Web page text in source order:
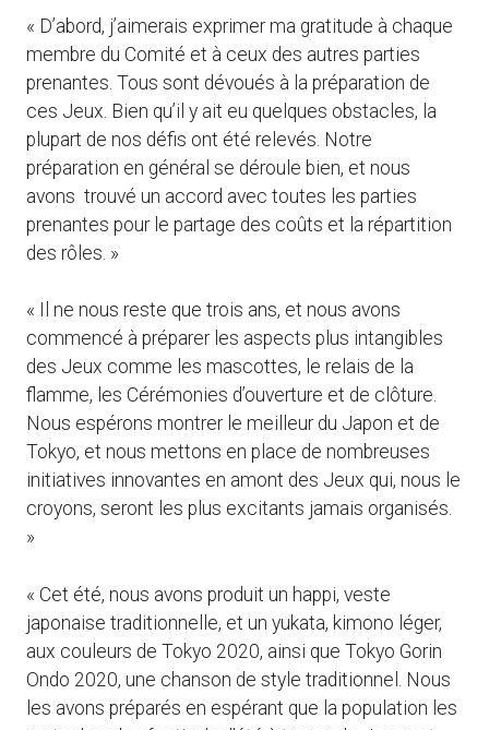
« D’abord, j’aimerais exprimer ma gratitude à chaque
membre du Comité et à ceux des autres parties
prenantes. Tous sont dévoués à la préparation de
ces Jeux. Bien qu’il y ait eu quelques obstacles, la
plupart de nos défis ont été relevés. Notre
préparation en général se déroule bien, et nous
avons trouvé un accord avec toutes les parties
prenantes pour le partage des coûts et la répartition
des rôles. »
« Il ne nous reste que trois ans, et nous avons
commencé à préparer les aspects plus intangibles
des Jeux comme les mascottes, le relais de la
flamme, les Cérémonies d’ouverture et de clôture.
Nous espérons montrer le meilleur du Japon et de
Tokyo, et nous mettons en place de nombreuses
initiatives innovantes en amont des Jeux qui, nous le
croyons, seront les plus excitants jamais organisés.
»
« Cet été, nous avons produit un happi, veste
japonaise traditionnelle, et un yukata, kimono léger,
aux couleurs de Tokyo 2020, ainsi que Tokyo Gorin
Ondo 2020, une chanson de style traditionnel. Nous
les avons préparés en espérant que la population les